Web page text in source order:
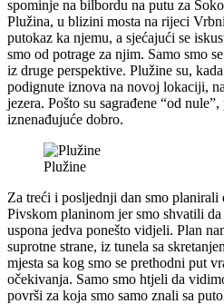
spominje na bilbordu na putu za
Plužina, u blizini mosta na rijeci
putokaz ka njemu, a sjećajući se
smo od potrage za njim. Samo smo
iz druge perspektive. Plužine su,
podignute iznova na novoj lokaciji,
jezera. Pošto su sagrađene “od
iznenađujuće dobro.
Plužine
Za treći i posljednji dan smo planirali
Pivskom planinom jer smo shvatili
uspona jedva ponešto vidjeli. Plan
suprotne strane, iz tunela sa
mjesta sa kog smo se prethodni put
očekivanja. Samo smo htjeli da
površi za koja smo samo znali sa